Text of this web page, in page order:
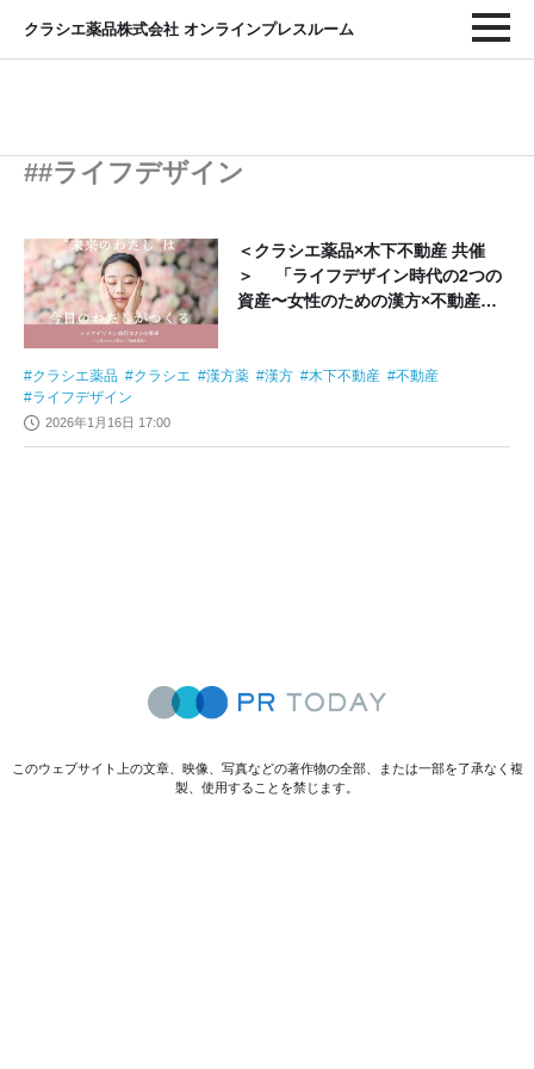
クラシエ薬品株式会社 オンラインプレスルーム
##ライフデザイン
＜クラシエ薬品×木下不動産 共催
＞ 「ライフデザイン時代の2つの
資産〜女性のための漢方×不動産講
クラシエ薬品 クラシエ 漢方薬 漢方 木下不動産
不動産
ライフデザイン
2026年1月16日 17:00
このウェブサイト上の文章、映像、写真などの著作物の全部、または一部を了承なく複
製、使用することを禁じます。